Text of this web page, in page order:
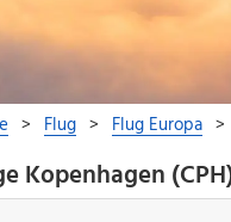
Kopenhagen